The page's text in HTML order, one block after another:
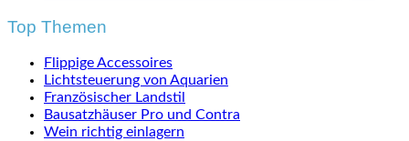
Top Themen
Flippige Accessoires
Lichtsteuerung von Aquarien
Französischer Landstil
Bausatzhäuser Pro und Contra
Wein richtig einlagern